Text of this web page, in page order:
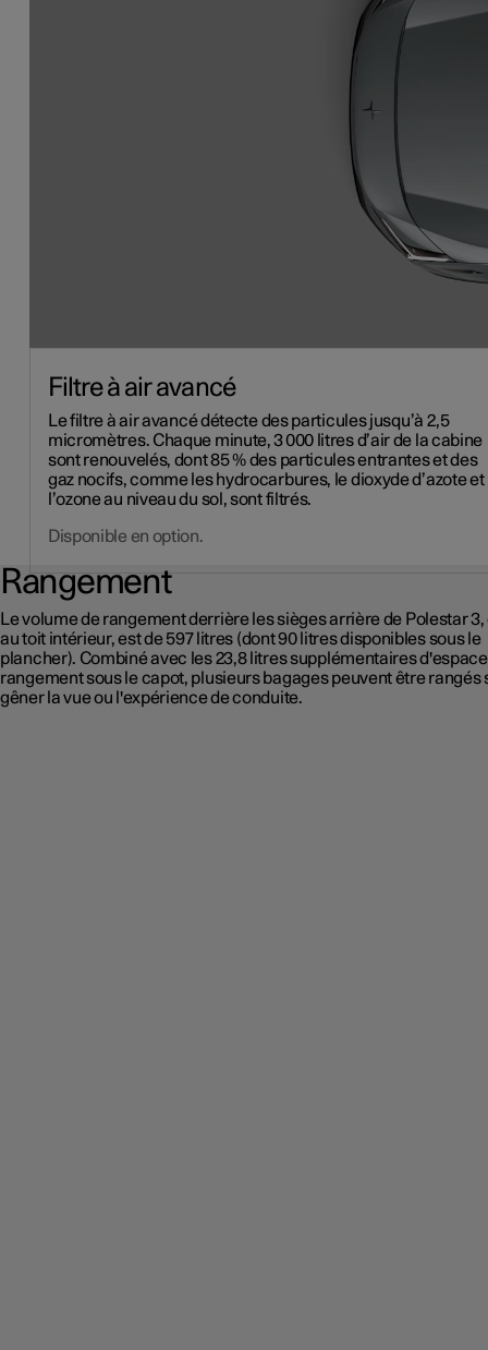
Filtre à air avancé
Le filtre à air avancé détecte des particules jusqu’à 2,5
micromètres. Chaque minute, 3 000 litres d’air de la cabine
sont renouvelés, dont 85 % des particules entrantes et des
gaz nocifs, comme les hydrocarbures, le dioxyde d’azote et
l’ozone au niveau du sol, sont filtrés.
Disponible en option.
Rangement
Le volume de rangement derrière les sièges arrière de Polestar 3,
au toit intérieur, est de 597 litres (dont 90 litres disponibles sous le
plancher). Combiné avec les 23,8 litres supplémentaires
rangement sous le capot, plusieurs bagages peuvent être rangés
gêner la vue ou l'expérience de conduite.